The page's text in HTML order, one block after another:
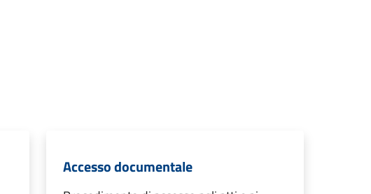
Accesso documentale